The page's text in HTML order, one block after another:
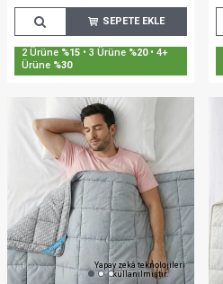
SEPETE EKLE
Sepette %30'a Varan İndirim
Yapay zekâ teknolojileri
kullanılmıştır.